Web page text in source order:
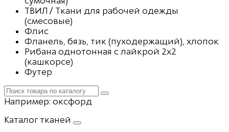
ТВИЛ / Ткани для рабочей одежды
(смесовые)
Флис
Фланель, бязь, тик (пуходержащий), хлопок
Рибана однотонная с лайкрой 2х2
(кашкорсе)
Футер
Например: оксфорд
Каталог тканей